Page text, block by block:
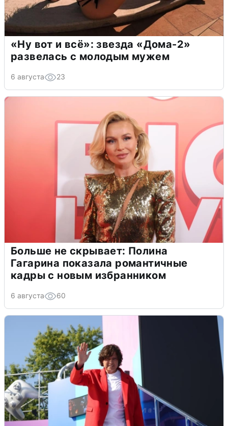
«Ну вот и всё»: звезда «Дома-2»
развелась с молодым мужем
6 августа 23
Больше не скрывает: Полина
Гагарина показала романтичные
кадры с новым избранником
6 августа 60